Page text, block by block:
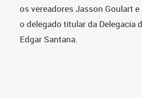
os vereadores Jasson Goulart
o delegado titular da Delegacia
Edgar Santana.